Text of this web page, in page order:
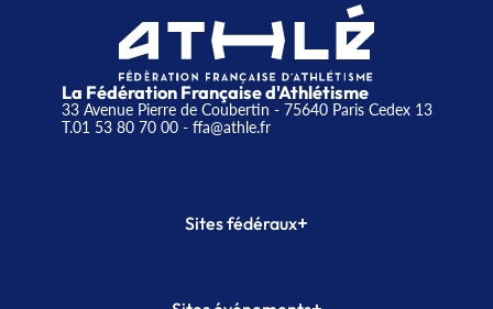
La Fédération Française d'Athlétisme
33 Avenue Pierre de Coubertin - 75640 Paris Cedex 13
T.01 53 80 70 00- ffa@athle.fr
Sites fédéraux+